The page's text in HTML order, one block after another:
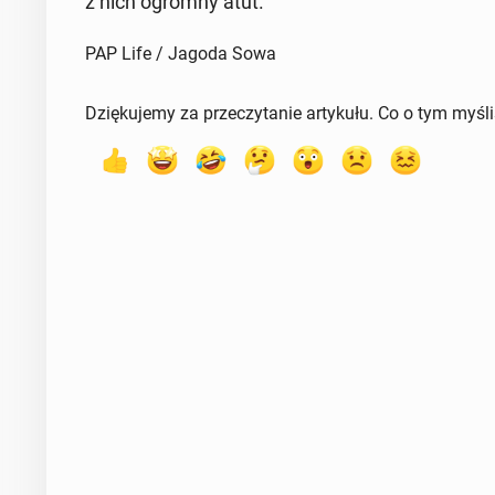
PAP Life / Jagoda Sowa
Dziękujemy za przeczytanie artykułu. Co o tym